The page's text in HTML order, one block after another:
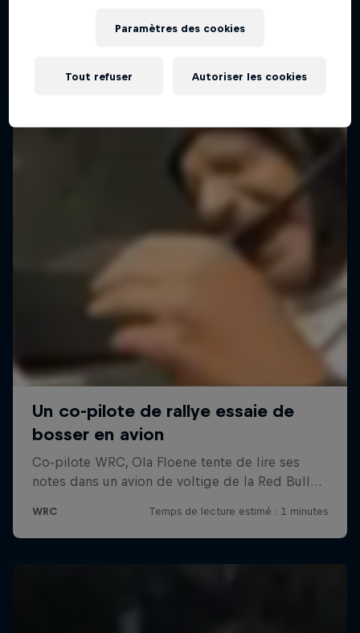
Paramètres des cookies
Tout refuser Autoriser les cookies